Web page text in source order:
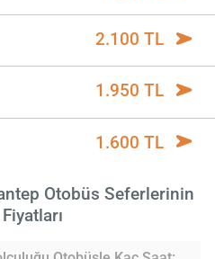
2.100 TL
1.950 TL
1.600 TL
Otobüs Seferlerinin